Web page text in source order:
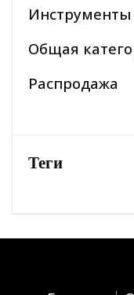
Общая
Распродажа
Теги